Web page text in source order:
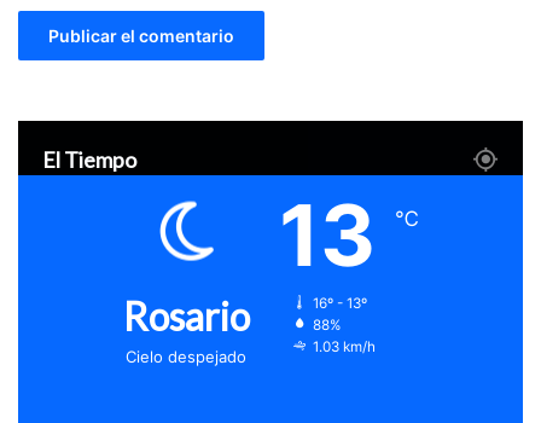
El Tiempo
Rosario
Cielo despejado
13 ℃
16º - 13º
88%
1.03 km/h